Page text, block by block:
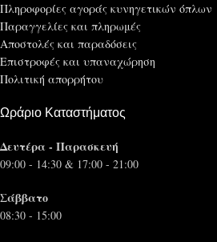
Πληροφορίες αγοράς κυνηγετικών όπλων
Παραγγελίες και πληρωμές
Αποστολές και παραδόσεις
Επιστροφές και υπαναχώρηση
Πολιτική απορρήτου
Ωράριο Καταστήματος
Δευτέρα - Παρασκευή
09:00 - 14:30 & 17:00 - 21:00
Σάββατο
08:30 - 15:00